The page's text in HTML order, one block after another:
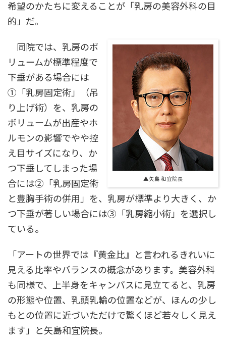
希望のかたちに変えることが「乳房の美容外科の目
的」だ。
▲矢島 和宜院長
同院では、乳房のボ
リュームが標準程度で
下垂がある場合には
①「乳房固定術」（吊
り上げ術）を、乳房の
ボリュームが出産やホ
ルモンの影響でやや控
え目サイズになり、か
つ下垂してしまった場
合には②「乳房固定術
と豊胸手術の併用」を、乳房が標準より大きく、か
つ下垂が著しい場合には③「乳房縮小術」を選択し
ている。
「アートの世界では『黄金比』と言われるきれいに
見える比率やバランスの概念があります。美容外科
も同様で、上半身をキャンバスに見立てると、乳房
の形態や位置、乳頭乳輪の位置などが、ほんの少し
もとの位置に近づいただけで驚くほど若々しく見え
ます」と矢島和宜院長。